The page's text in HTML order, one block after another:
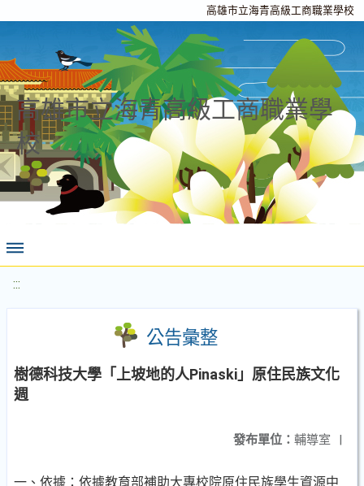
高雄市立海青高級工商職業學校
高雄市立海青高級工商職業學
校
:::
公告彙整
樹德科技大學「上坡地的人Pinaski」原住民族文化
週
發布單位： 輔導室 |
一、依據：依據教育部補助大專校院原住民族學生資源中